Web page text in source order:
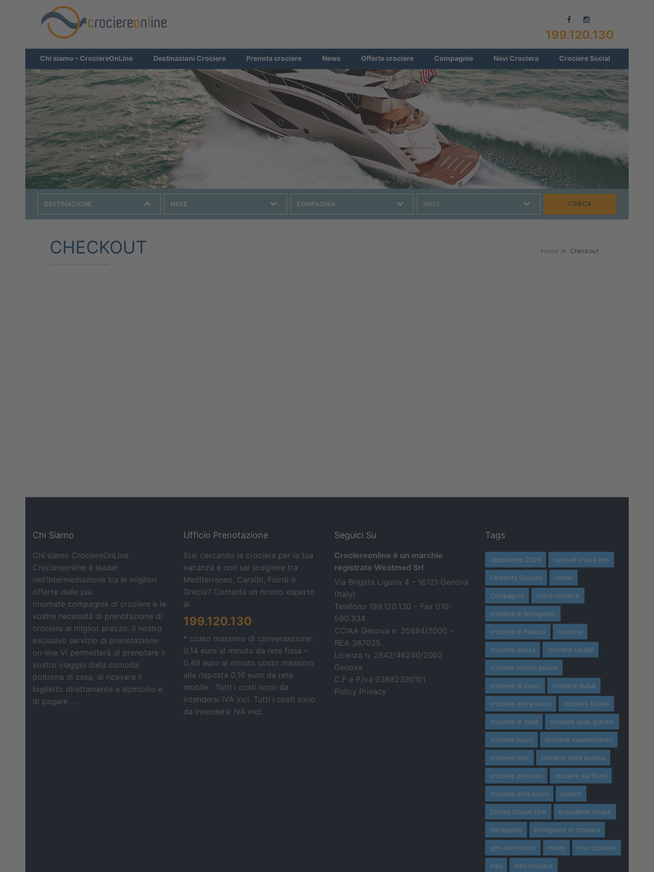
199.120.130
Chi siamo – CrociereOnLine Destinazioni Crociere Prenota crociere News Offerte crociere Compagnie Navi Crociera Crociere Social
CHECKOUT Home Checkout
Chi Siamo
Chi siamo CrociereOnLine
Crociereonline è leader
nell’intermediazione tra le migliori
offerte delle più
rinomate compagnie di crociere e le
vostre necessità di prenotazione di
crociere al miglior prezzo. Il nostro
esclusivo servizio di prenotazione
on-line Vi permetterà di prenotare il
vostro viaggio dalla comoda
poltrona di casa, di ricevere il
biglietto direttamente a domicilio e
di pagare …
Ufficio Prenotazione
Stai cercando la crociera per la tua
vacanza e non sai scegliere tra
Mediterraneo, Caraibi, Fiordi o
Grecia? Contatta un nostro esperto
al
199.120.130
* costo massimo di conversazione:
0,14 euro al minuto da rete fissa –
0,49 euro al minuto costo massimo
alla risposta 0,16 euro da rete
mobile . Tutti i costi sono da
intendersi IVA incl. Tutti i costi sono
da intendersi IVA incl.
Seguici Su
Crociereonline è un marchio
registrato Westmed Srl
Via Brigata Liguria 4 – 16121 Genova
(Italy)
Telefono 199.120.130 – Fax 010-
590.334
CCIAA Genova n. 35694/2000 –
REA 387035
Licenza n. 2842/46240/2002
Genova
C.F e P.Iva 03882390101
Policy Privacy
Tags
capodanno 2026 carnival cruise line
Celebrity Cruises cemar
Compagnie costa crociere
crociera di ferragosto
crociera di Pasqua crociere
crociere alaska crociere caraibi
crociere circolo polare
crociere di lusso crociere dubai
crociere extra-lusso crociere fluviali
crociere in italia crociere isole greche
crociere lusso crociere mediterraneo
crociere msc crociere nord europa
crociere princess crociere sui fiumi
crociere ultra lusso cunard
Disney Cruise Line expedition cruise
ferragosto ferragosto in crociera
giro del mondo miami msc crociere
navi navi crociera